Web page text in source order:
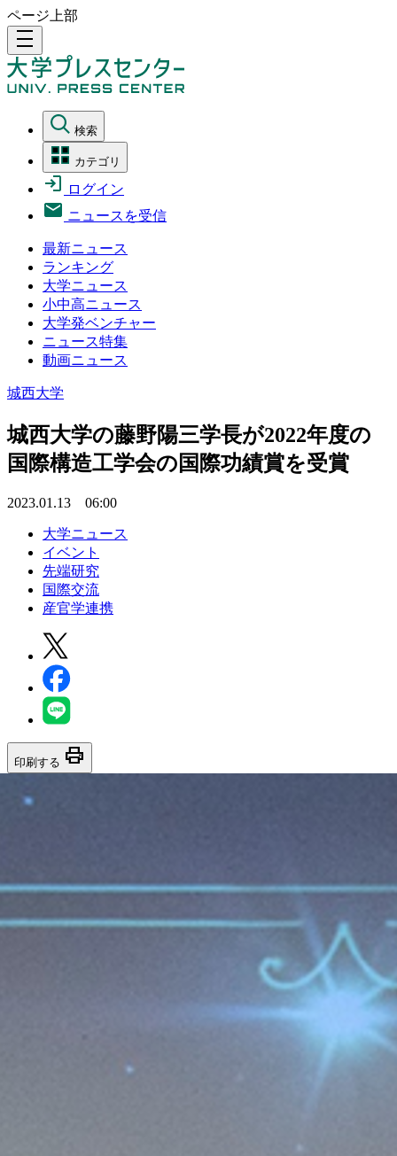
ページ上部
density_medium
検索
カテゴリ
ログイン
ニュースを受信
最新ニュース
ランキング
大学ニュース
小中高ニュース
大学発ベンチャー
ニュース特集
動画ニュース
城西大学
城西大学の藤野陽三学長が2022年度の
国際構造工学会の国際功績賞を受賞
2023.01.13 06:00
大学ニュース
イベント
先端研究
国際交流
産官学連携
印刷する print